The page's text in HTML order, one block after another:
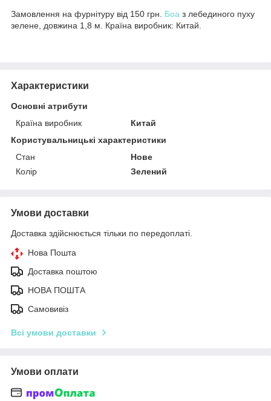
Замовлення на фурнітуру від 150 грн. Боа з лебединого пуху
зелене, довжина 1,8 м. Країна виробник: Китай.
Характеристики
Основні атрибути
Країна виробник
Китай
Користувальницькі характеристики
Стан
Нове
Колір
Зелений
Умови доставки
Доставка здійснюється тільки по передоплаті.
Нова Пошта
Доставка поштою
НОВА ПОШТА
Самовивіз
Всі умови доставки
Умови оплати